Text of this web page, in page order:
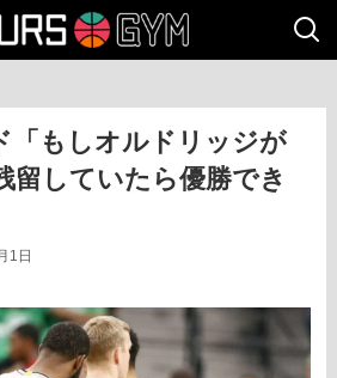
「もしオルドリッジが
留していたら優勝でき
1日